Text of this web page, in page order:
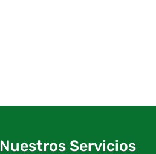
Nuestros Servicios